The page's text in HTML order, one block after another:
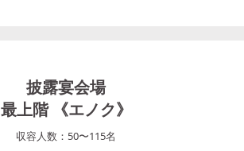
披露宴会場
最上階 《エノク》
収容人数： 50〜115名